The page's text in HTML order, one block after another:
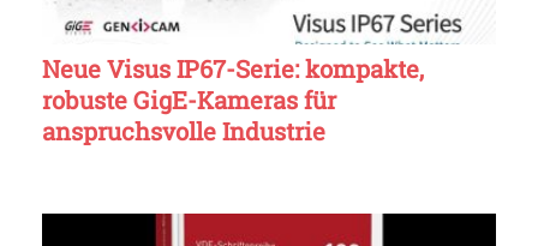
Neue Visus IP67-Serie: kompakte,
robuste GigE-Kameras für
anspruchsvolle Industrie